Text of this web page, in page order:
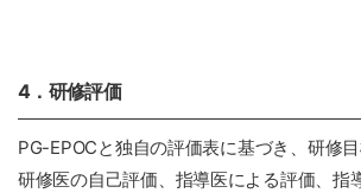
4．研修評価
PG-EPOCと独自の評価表に基づき、研修
研修医の自己評価、指導医による評価、指